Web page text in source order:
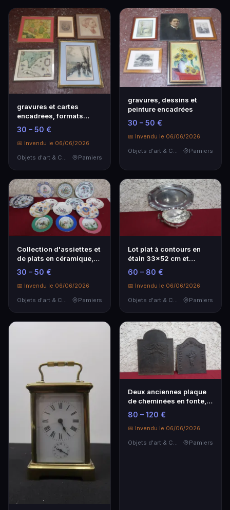
gravures et cartes
encadrées, formats
divers
30 – 50 €
📅 Invendu le 06/06/2026
Pamiers
gravures, dessins et
peinture encadrées
30 – 50 €
📅 Invendu le 06/06/2026
Pamiers
Collection d'assiettes et
de plats en céramique,
provenances…
30 – 50 €
📅 Invendu le 06/06/2026
Objets d'art & Curiosités
Pamiers
Lot plat à contours en
étain 33x52 cm et
réchaud de table di…
60 – 80 €
📅 Invendu le 06/06/2026
Objets d'art & Curiosités
Pamiers
Deux anciennes plaque
de cheminées en fonte,
42x33 et 52x41 …
80 – 120 €
📅 Invendu le 06/06/2026
Objets d'art & Curiosités
Pamiers